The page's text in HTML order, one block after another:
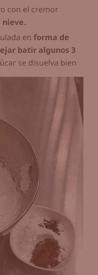
con el cremor
nieve.
en forma de
batir algunos 3
se disuelva bien